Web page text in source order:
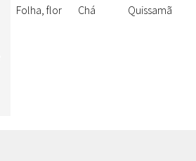
Folha, flor Chá Quissamã